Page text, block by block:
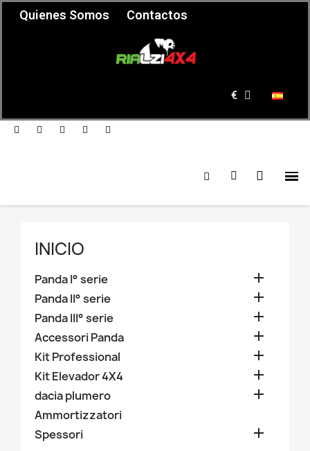
Quienes Somos Contactos
€
INICIO
Panda I° serie 
Panda II° serie 
Panda III° serie 
Accessori Panda 
Kit Professional 
Kit Elevador 4X4 
dacia plumero 
Ammortizzatori
Spessori
